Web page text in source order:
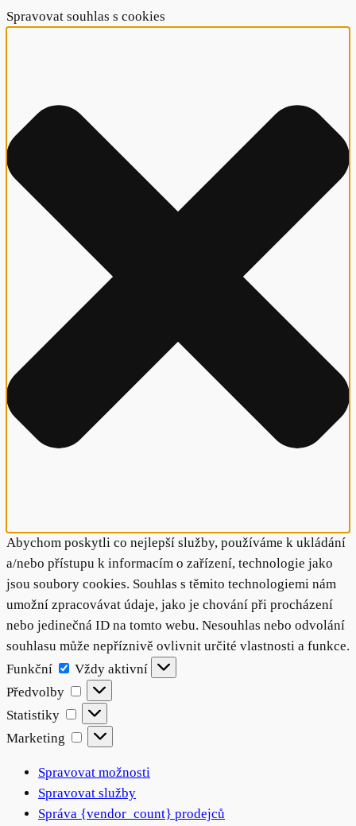
Spravovat souhlas s cookies
Abychom poskytli co nejlepší služby, používáme k ukládání
a/nebo přístupu k informacím o zařízení, technologie jako
jsou soubory cookies. Souhlas s těmito technologiemi nám
umožní zpracovávat údaje, jako je chování při procházení
nebo jedinečná ID na tomto webu. Nesouhlas nebo odvolání
souhlasu může nepříznivě ovlivnit určité vlastnosti a funkce.
Funkční
Funkční
Vždy aktivní
Předvolby
Předvolby
Statistiky
Statistiky
Marketing
Marketing
Spravovat možnosti
Spravovat služby
Správa {vendor_count} prodejců